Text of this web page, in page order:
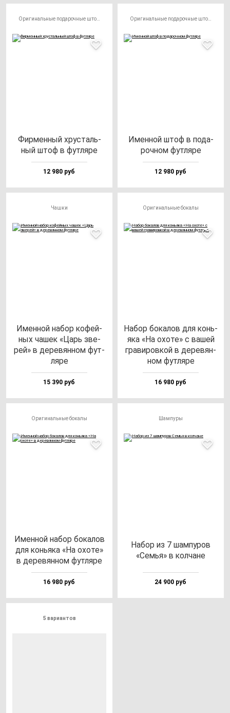
Фир­мен­ный хрус­таль­
ный штоф в фут­ля­ре
12 980 руб
Имен­ной штоф в по­да­
роч­ном фут­ля­ре
12 980 руб
Чашки
Имен­ной на­бор ко­фей­
ных ча­шек «Царь зве­
рей» в де­ре­вян­ном фут­
ля­ре
15 390 руб
Оригинальные бокалы
Набор бо­ка­лов для конь­
яка «На охо­те» с ва­шей
гра­ви­ров­кой в де­ре­вян­
ном фут­ля­ре
16 980 руб
Оригинальные бокалы
Имен­ной на­бор бо­ка­лов
для конь­яка «На охо­те»
в де­ре­вян­ном фут­ля­ре
16 980 руб
Шампуры
Набор из 7 шам­пу­ров
«Семья» в кол­ча­не
24 900 руб
5 вариантов